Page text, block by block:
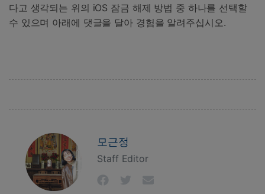
다고 생각되는 위의 iOS 잠금 해제 방법 중 하나를 선택할
수 있으며 아래에 댓글을 달아 경험을 알려주십시오.
모근정
Staff Editor